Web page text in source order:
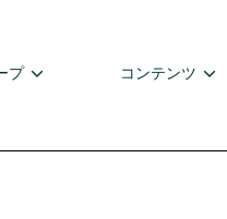
プ コンテンツ